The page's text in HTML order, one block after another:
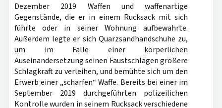
Dezember 2019 Waffen und waffenartige
Gegenstände, die er in einem Rucksack mit sich
führte oder in seiner Wohnung aufbewahrte.
Außerdem legte er sich Quarzsandhandschuhe zu,
um im Falle einer körperlichen
Auseinandersetzung seinen Faustschlägen größere
Schlagkraft zu verleihen, und bemühte sich um den
Erwerb einer „scharfen“ Waffe. Bereits bei einer im
September 2019 durchgeführten polizeilichen
Kontrolle wurden in seinem Rucksack verschiedene